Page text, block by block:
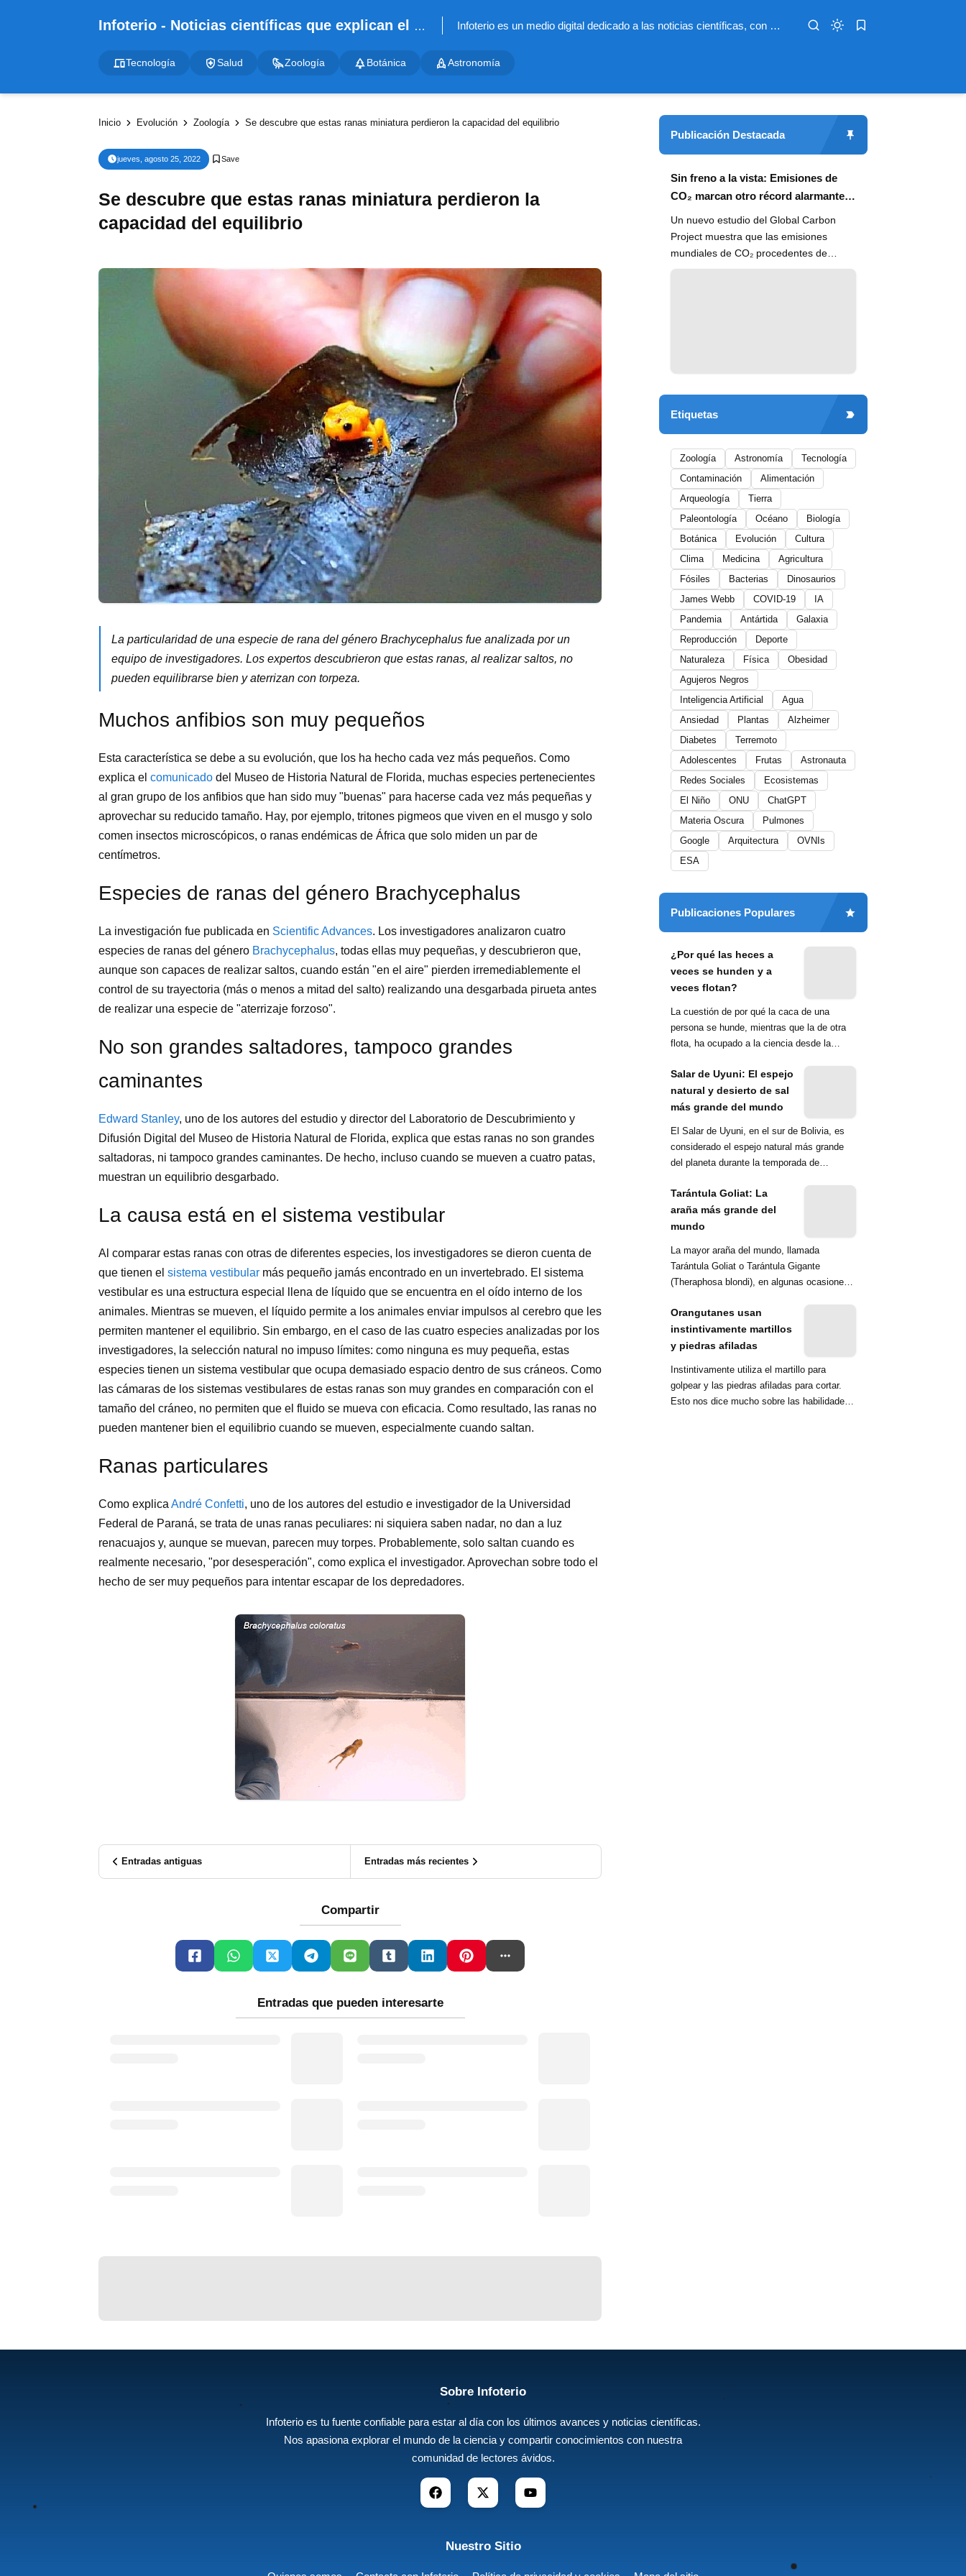
Infoterio - Noticias científicas que explican el mundo Infoterio es un medio digital dedicado a las noticias científicas, con artículos extensos y bien documentados sobre salud, medioambiente, tecnología, espacio, psicología, evolución y más. Nuestro objetivo es hacer accesible el conocimiento científico a lectores de habla hispana en todo el mundo, con información actualizada, fuentes confiables y explicaciones claras que conectan la ciencia con la vida cotidiana.
Tecnología Salud Zoología Botánica Astronomía
Inicio Evolución Zoología Se descubre que estas ranas miniatura perdieron la capacidad del equilibrio
jueves, agosto 25, 2022
Se descubre que estas ranas miniatura perdieron la
capacidad del equilibrio
La particularidad de una especie de rana del género Brachycephalus fue analizada por un
equipo de investigadores. Los expertos descubrieron que estas ranas, al realizar saltos, no
pueden equilibrarse bien y aterrizan con torpeza.
Muchos anfibios son muy pequeños
Esta característica se debe a su evolución, que los ha hecho cada vez más pequeños. Como
explica el comunicado del Museo de Historia Natural de Florida, muchas especies pertenecientes
al gran grupo de los anfibios que han sido muy "buenas" para hacerse cada vez más pequeñas y
aprovechar su reducido tamaño. Hay, por ejemplo, tritones pigmeos que viven en el musgo y solo
comen insectos microscópicos, o ranas endémicas de África que solo miden un par de
centímetros.
Especies de ranas del género Brachycephalus
La investigación fue publicada en Scientific Advances. Los investigadores analizaron cuatro
especies de ranas del género Brachycephalus, todas ellas muy pequeñas, y descubrieron que,
aunque son capaces de realizar saltos, cuando están "en el aire" pierden irremediablemente el
control de su trayectoria (más o menos a mitad del salto) realizando una desgarbada pirueta antes
de realizar una especie de "aterrizaje forzoso".
No son grandes saltadores, tampoco grandes
caminantes
Edward Stanley, uno de los autores del estudio y director del Laboratorio de Descubrimiento y
Difusión Digital del Museo de Historia Natural de Florida, explica que estas ranas no son grandes
saltadoras, ni tampoco grandes caminantes. De hecho, incluso cuando se mueven a cuatro patas,
muestran un equilibrio desgarbado.
La causa está en el sistema vestibular
Al comparar estas ranas con otras de diferentes especies, los investigadores se dieron cuenta de
que tienen el sistema vestibular más pequeño jamás encontrado en un invertebrado. El sistema
vestibular es una estructura especial llena de líquido que se encuentra en el oído interno de los
animales. Mientras se mueven, el líquido permite a los animales enviar impulsos al cerebro que les
permiten mantener el equilibrio. Sin embargo, en el caso de las cuatro especies analizadas por los
investigadores, la selección natural no impuso límites: como ninguna es muy pequeña, estas
especies tienen un sistema vestibular que ocupa demasiado espacio dentro de sus cráneos. Como
las cámaras de los sistemas vestibulares de estas ranas son muy grandes en comparación con el
tamaño del cráneo, no permiten que el fluido se mueva con eficacia. Como resultado, las ranas no
pueden mantener bien el equilibrio cuando se mueven, especialmente cuando saltan.
Ranas particulares
Como explica André Confetti, uno de los autores del estudio e investigador de la Universidad
Federal de Paraná, se trata de unas ranas peculiares: ni siquiera saben nadar, no dan a luz
renacuajos y, aunque se muevan, parecen muy torpes. Probablemente, solo saltan cuando es
realmente necesario, "por desesperación", como explica el investigador. Aprovechan sobre todo el
hecho de ser muy pequeños para intentar escapar de los depredadores.
Entradas antiguas Entradas más recientes
Compartir
Entradas que pueden interesarte
Publicación Destacada
Sin freno a la vista: Emisiones de
CO₂ marcan otro récord alarmante
en 2024
Un nuevo estudio del Global Carbon
Project muestra que las emisiones
mundiales de CO₂ procedentes de
combustibles fósiles han alcanzado un
Etiquetas
Zoología Astronomía
Tecnología
Contaminación
Alimentación
Arqueología
Tierra
Paleontología
Océano
Biología
Botánica
Evolución
Cultura
Clima
Medicina
Agricultura
Fósiles
Bacterias
Dinosaurios
James Webb
COVID-19
IA
Pandemia
Antártida
Galaxia
Reproducción
Deporte
Naturaleza
Física
Obesidad
Agujeros Negros
Inteligencia Artificial
Agua
Ansiedad
Plantas
Alzheimer
Diabetes
Terremoto
Adolescentes
Frutas
Astronauta
Redes Sociales
Ecosistemas
El Niño
ONU
ChatGPT
Materia Oscura
Pulmones
Google
Arquitectura
OVNIs
ESA
Publicaciones Populares
¿Por qué las heces a
veces se hunden y a
veces flotan?
La cuestión de por qué la caca de una
persona se hunde, mientras que la de otra
flota, ha ocupado a la ciencia desde la
Salar de Uyuni: El espejo
natural y desierto de sal
más grande del mundo
El Salar de Uyuni, en el sur de Bolivia, es
considerado el espejo natural más grande
del planeta durante la temporada de
Tarántula Goliat: La
araña más grande del
mundo
La mayor araña del mundo, llamada
Tarántula Goliat o Tarántula Gigante
(Theraphosa blondi), en algunas ocasiones
Orangutanes usan
instintivamente martillos
y piedras afiladas
Instintivamente utiliza el martillo para
golpear y las piedras afiladas para cortar.
Esto nos dice mucho sobre las habilidades
Sobre Infoterio
Infoterio es tu fuente confiable para estar al día con los últimos avances y noticias científicas.
Nos apasiona explorar el mundo de la ciencia y compartir conocimientos con nuestra
comunidad de lectores ávidos.
Nuestro Sitio